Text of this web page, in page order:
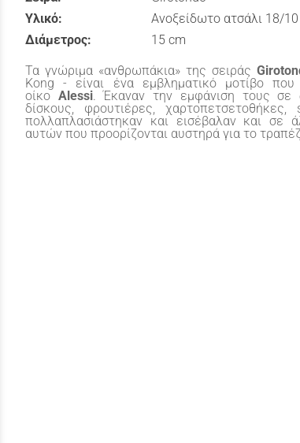
Υλικό:
Ανοξείδωτο ατσάλι 18/10
Διάμετρος:
15 cm
Τα γνώριμα «ανθρωπάκια» της σειράς
Kong - είναι ένα εμβληματικό μοτίβο
οίκο Alessi. Έκαναν την εμφάνιση τους σε
δίσκους, φρουτιέρες,
πολλαπλασιάστηκαν και εισέβαλαν και σε
αυτών που προορίζονται αυστηρά για το